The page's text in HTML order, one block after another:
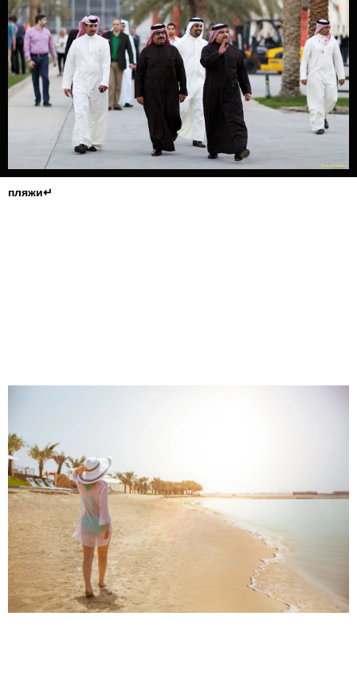
пляжи↵